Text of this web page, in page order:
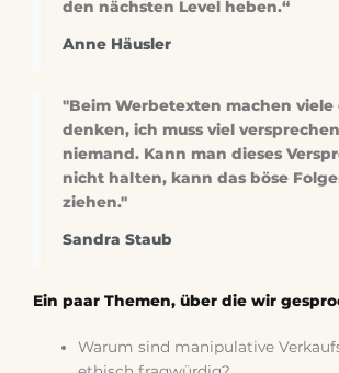
den nächsten Level heben.“
Anne Häusler
"Beim Werbetexten machen viele
denken, ich muss viel
niemand. Kann man dieses
nicht halten, kann das böse
ziehen."
Sandra Staub
Ein paar Themen, über die wir
Warum sind manipulative